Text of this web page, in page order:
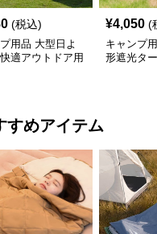
(税込)
用品 大型日よ
適アウトドア用
¥4,050 (
キャンプ
形遮光タ
すめアイテム